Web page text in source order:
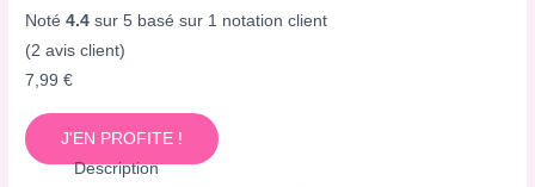
Noté4.4 sur 5 basé sur 1 notation client
(2 avis client)
7,99€
J'EN PROFITE !
Description